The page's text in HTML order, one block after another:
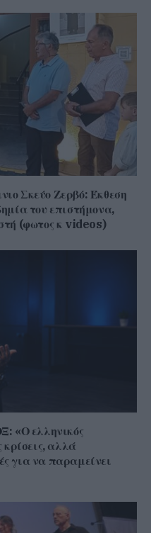
Σκεύο Ζερβό: Έκθεση
του επιστήμονα,
(φωτος κ videos)
«Ο ελληνικός
κρίσεις, αλλά
για να παραμείνει